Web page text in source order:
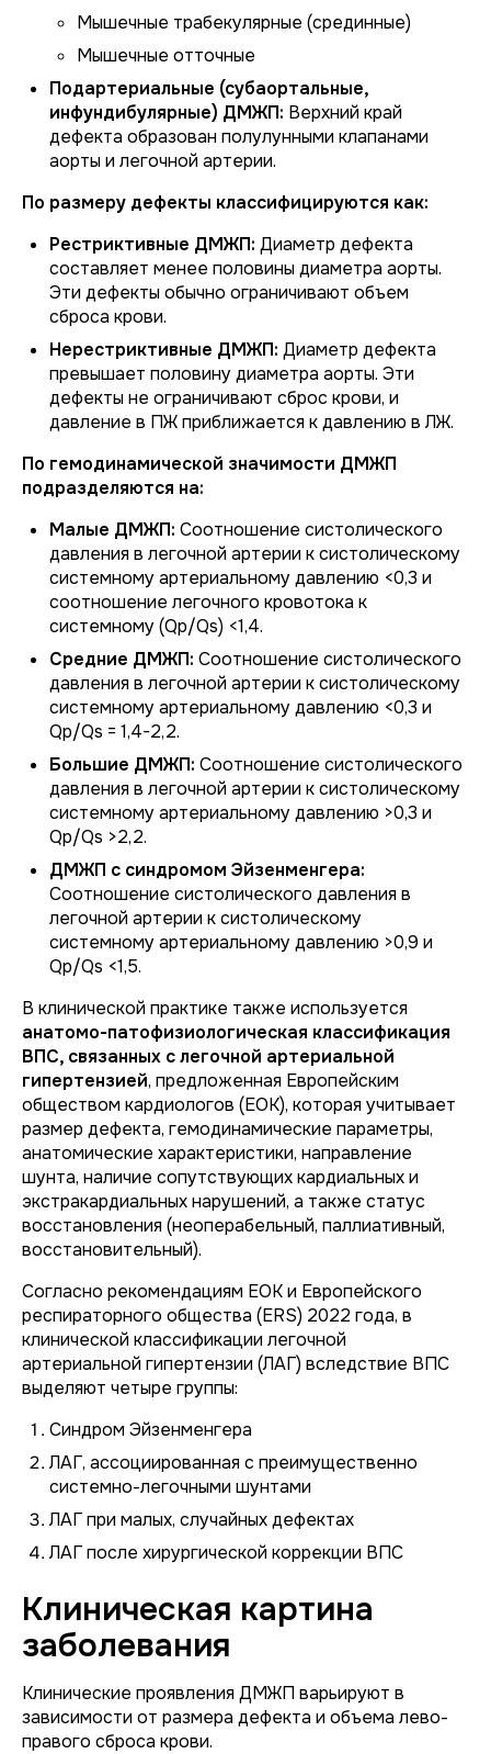
Мышечные трабекулярные (срединные)
Мышечные отточные
Подартериальные (субаортальные,
инфундибулярные) ДМЖП: Верхний край
дефекта образован полулунными клапанами
аорты и легочной артерии.
По размеру дефекты классифицируются как:
Рестриктивные ДМЖП: Диаметр дефекта
составляет менее половины диаметра аорты.
Эти дефекты обычно ограничивают объем
сброса крови.
Нерестриктивные ДМЖП: Диаметр дефекта
превышает половину диаметра аорты. Эти
дефекты не ограничивают сброс крови, и
давление в ПЖ приближается к давлению в ЛЖ.
По гемодинамической значимости ДМЖП
подразделяются на:
Малые ДМЖП: Соотношение систолического
давления в легочной артерии к систолическому
системному артериальному давлению <0,3 и
соотношение легочного кровотока к
системному (Qp/Qs) <1,4.
Средние ДМЖП: Соотношение систолического
давления в легочной артерии к систолическому
системному артериальному давлению <0,3 и
Qp/Qs = 1,4-2,2.
Большие ДМЖП: Соотношение систолического
давления в легочной артерии к систолическому
системному артериальному давлению >0,3 и
Qp/Qs >2,2.
ДМЖП с синдромом Эйзенменгера:
Соотношение систолического давления в
легочной артерии к систолическому
системному артериальному давлению >0,9 и
Qp/Qs <1,5.
В клинической практике также используется
анатомо-патофизиологическая классификация
ВПС, связанных с легочной артериальной
гипертензией, предложенная Европейским
обществом кардиологов (ЕОК), которая учитывает
размер дефекта, гемодинамические параметры,
анатомические характеристики, направление
шунта, наличие сопутствующих кардиальных и
экстракардиальных нарушений, а также статус
восстановления (неоперабельный, паллиативный,
восстановительный).
Согласно рекомендациям ЕОК и Европейского
респираторного общества (ERS) 2022 года, в
клинической классификации легочной
артериальной гипертензии (ЛАГ) вследствие ВПС
выделяют четыре группы:
Синдром Эйзенменгера
ЛАГ, ассоциированная с преимущественно
системно-легочными шунтами
ЛАГ при малых, случайных дефектах
ЛАГ после хирургической коррекции ВПС
Клиническая картина
заболевания
Клинические проявления ДМЖП варьируют в
зависимости от размера дефекта и объема лево-
правого сброса крови.